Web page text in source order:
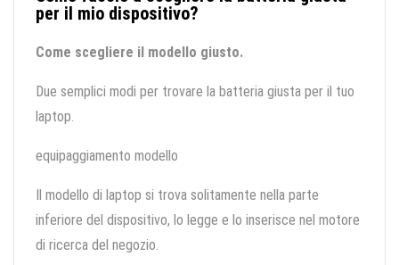
per il mio dispositivo?
Come scegliere il modello giusto.
Due semplici modi per trovare la batteria giusta per il tuo
laptop.
equipaggiamento modello
Il modello di laptop si trova solitamente nella parte
inferiore del dispositivo, lo legge e lo inserisce nel motore
di ricerca del negozio.